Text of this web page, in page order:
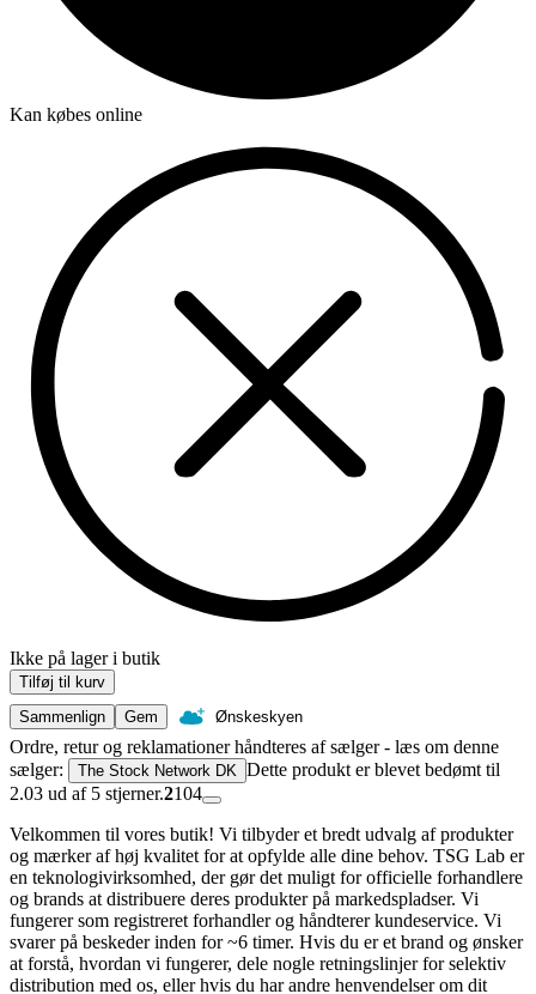
Kan købes online
Ikke på lager i butik
Tilføj til kurv
Sammenlign
Gem Ønskeskyen
Ordre, retur og reklamationer håndteres af sælger - læs om denne
sælger:
The Stock Network DK Dette produkt er blevet bedømt til
2.03 ud af 5 stjerner.2104
Velkommen til vores butik! Vi tilbyder et bredt udvalg af produkter
og mærker af høj kvalitet for at opfylde alle dine behov. TSG Lab er
en teknologivirksomhed, der gør det muligt for officielle forhandlere
og brands at distribuere deres produkter på markedspladser. Vi
fungerer som registreret forhandler og håndterer kundeservice. Vi
svarer på beskeder inden for ~6 timer. Hvis du er et brand og ønsker
at forstå, hvordan vi fungerer, dele nogle retningslinjer for selektiv
distribution med os, eller hvis du har andre henvendelser om dit